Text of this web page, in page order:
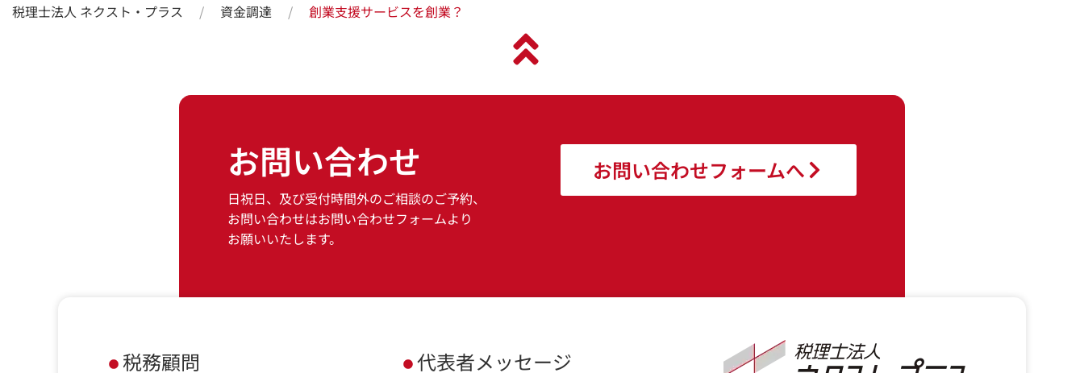
税理士法人 ネクスト・プラス 資金調達 創業支援サービスを創業？
お問い合わせ
日祝日、及び受付時間外のご相談のご予約、
お問い合わせはお問い合わせフォームより
お願いいたします。
お問い合わせフォームへ
税務顧問 代表者メッセージ